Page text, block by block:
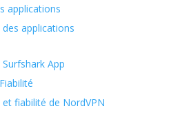
applications
applications
App
fiabilité de NordVPN